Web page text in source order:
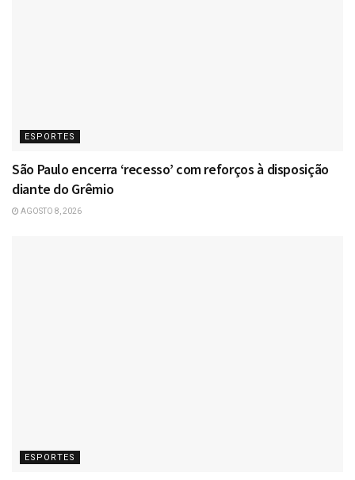
ESPORTES
São Paulo encerra ‘recesso’ com reforços à disposição
diante do Grêmio
AGOSTO 8, 2026
ESPORTES